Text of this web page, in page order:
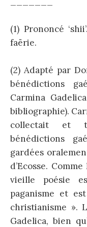
(1) Prononcé
faërie.
(2) Adapté par
bénédictions
Carmina
bibliographie).
collectait et
bénédictions
gardées
d’Ecosse.
vieille poésie
paganisme et
christianisme ».
Gadelica, bien